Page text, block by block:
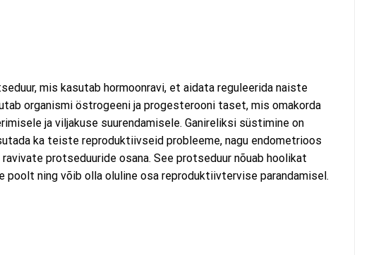
mis kasutab hormoonravi, et aidata reguleerida naiste
organismi östrogeeni ja progesterooni taset, mis omakorda
ja viljakuse suurendamisele. Ganireliksi süstimine on
ka teiste reproduktiivseid probleeme, nagu endometrioos
protseduuride osana. See protseduur nõuab hoolikat
ning võib olla oluline osa reproduktiivtervise parandamisel.